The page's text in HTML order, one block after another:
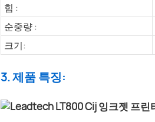
힘 :
순중량 :
크기:
3. 제품 특징: